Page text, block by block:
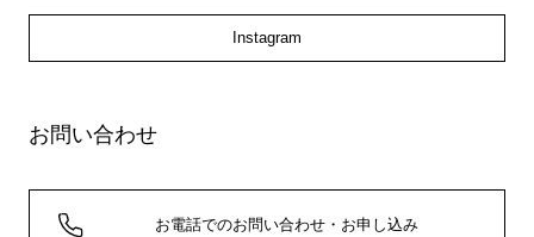
Instagram
お問い合わせ
お電話でのお問い合わせ・お申し込み